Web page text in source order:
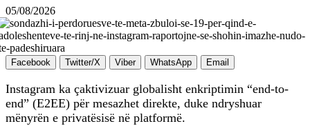
05/08/2026
Facebook Twitter/X Viber WhatsApp Email
Instagram ka çaktivizuar globalisht enkriptimin “end-to-
end” (E2EE) për mesazhet direkte, duke ndryshuar
mënyrën e privatësisë në platformë.